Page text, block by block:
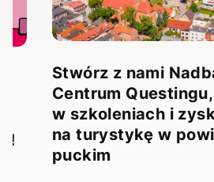
Stwórz z nami
Centrum
w szkoleniach i
na turystykę w
puckim